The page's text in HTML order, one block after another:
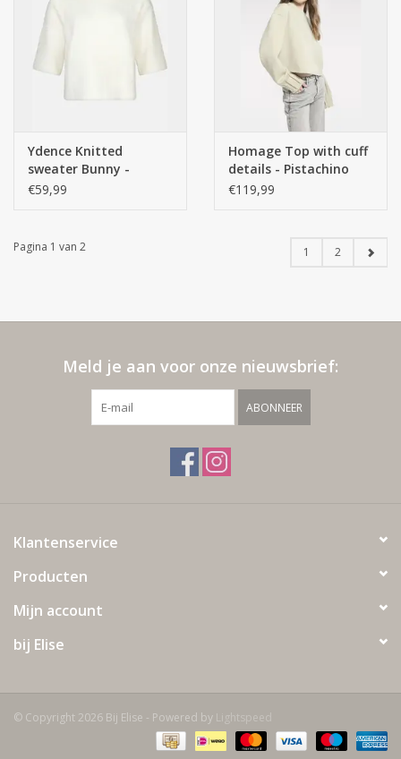
Ydence Knitted
sweater Bunny -
Offwhite
€59,99
Homage Top with cuff
details - Pistachino
€119,99
Pagina 1 van 2 1 2
Meld je aan voor onze nieuwsbrief:
ABONNEER
Klantenservice
Producten
Mijn account
bij Elise
© Copyright 2026 Bij Elise - Powered by Lightspeed